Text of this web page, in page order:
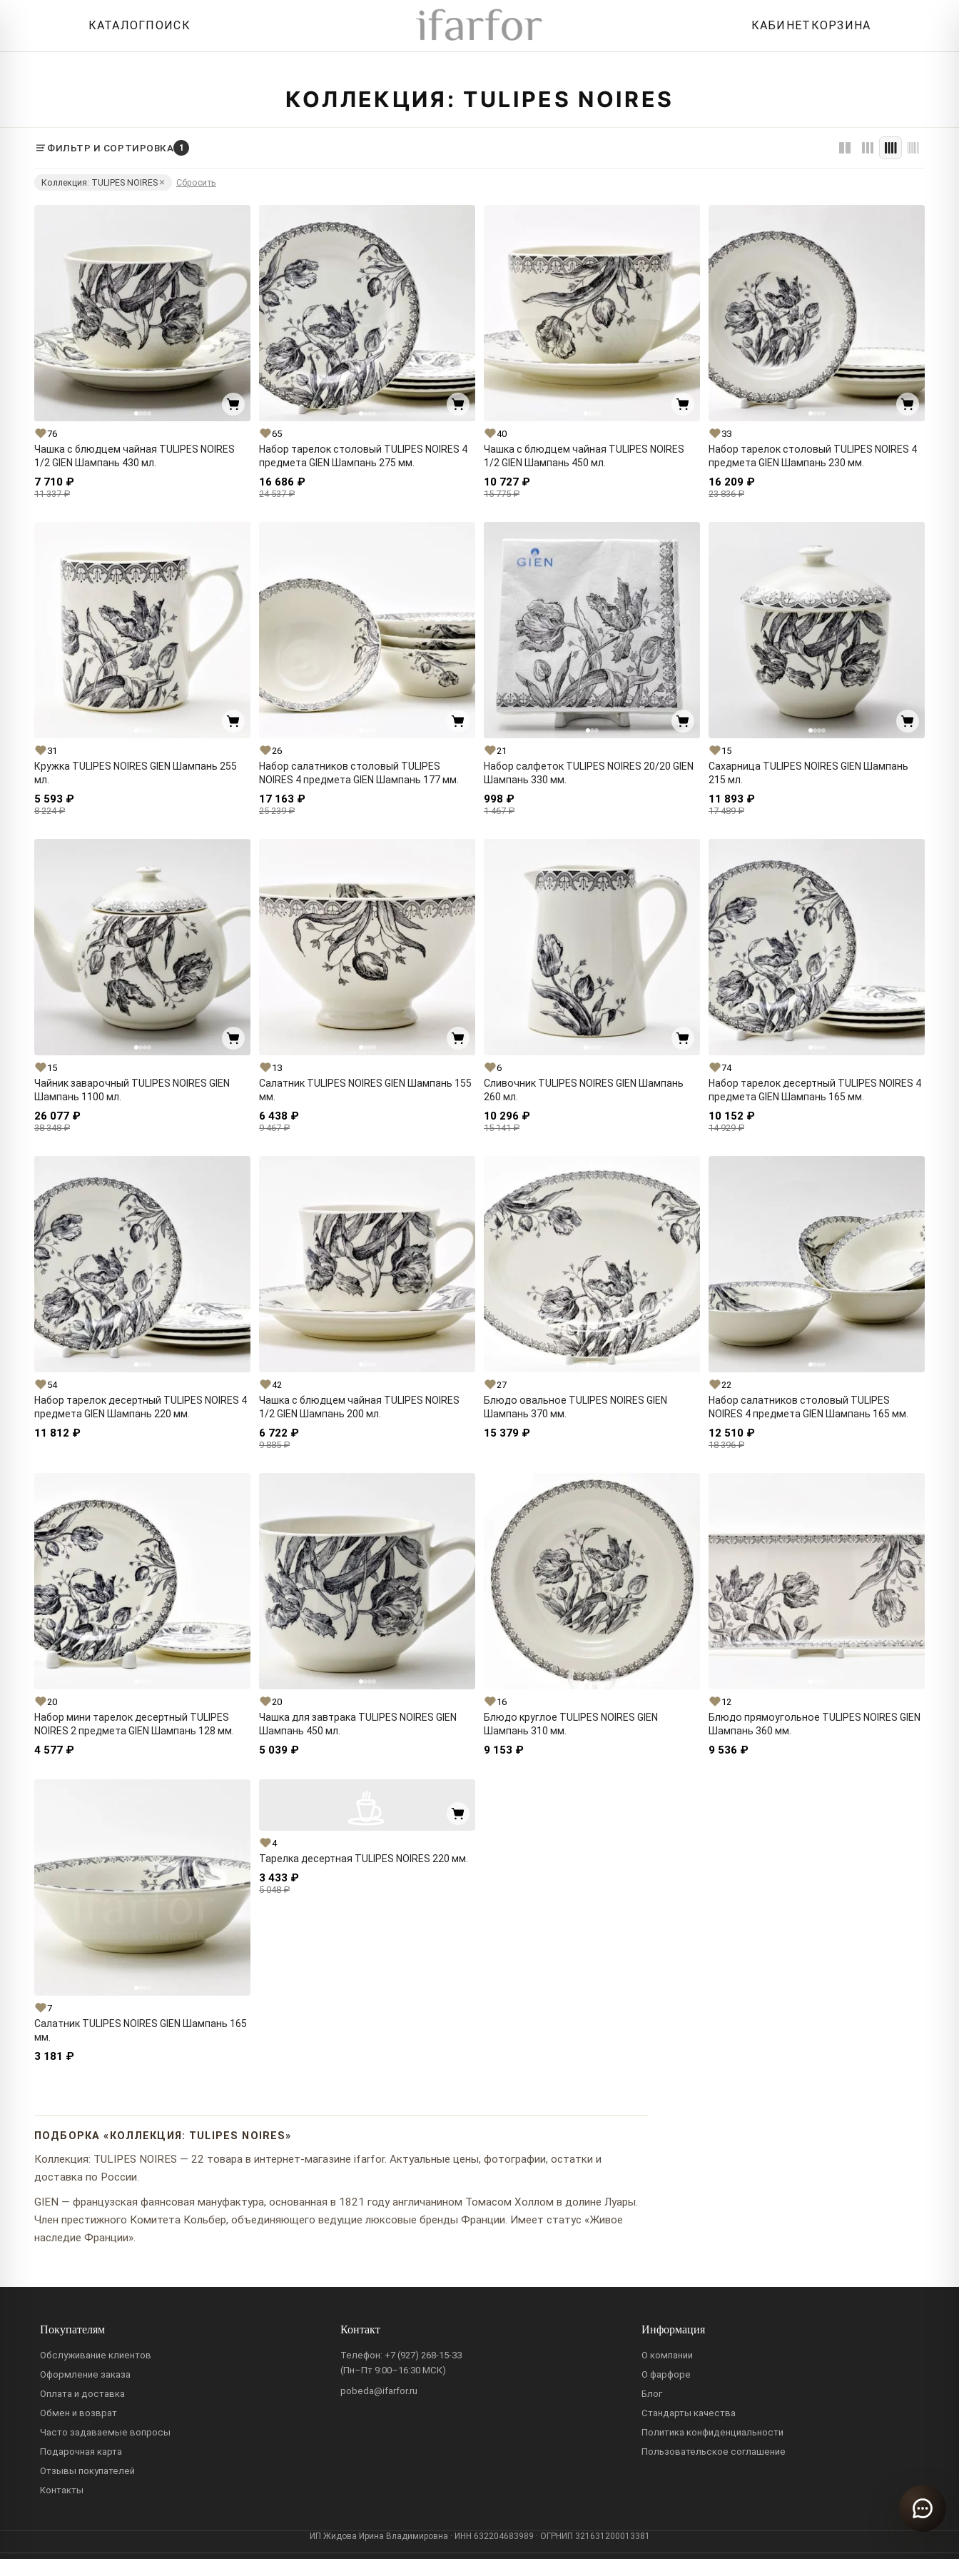
КАТАЛОГПОИСК КАБИНЕТ КОРЗИНА
КОЛЛЕКЦИЯ: TULIPES NOIRES
ФИЛЬТР И СОРТИРОВКА 1
Коллекция: TULIPES NOIRES Сбросить
76
Чашка с блюдцем чайная TULIPES NOIRES
1/2 GIEN Шампань 430 мл.
7 710 ₽
11 337 ₽
65
Набор тарелок столовый TULIPES NOIRES 4
предмета GIEN Шампань 275 мм.
16 686 ₽
24 537 ₽
40
Чашка с блюдцем чайная TULIPES NOIRES
1/2 GIEN Шампань 450 мл.
10 727 ₽
15 775 ₽
33
Набор тарелок столовый TULIPES NOIRES 4
предмета GIEN Шампань 230 мм.
16 209 ₽
23 836 ₽
31
Кружка TULIPES NOIRES GIEN Шампань 255
мл.
5 593 ₽
8 224 ₽
26
Набор салатников столовый TULIPES
NOIRES 4 предмета GIEN Шампань 177 мм.
17 163 ₽
25 239 ₽
21
Набор салфеток TULIPES NOIRES 20/20 GIEN
Шампань 330 мм.
998 ₽
1 467 ₽
15
Сахарница TULIPES NOIRES GIEN Шампань
215 мл.
11 893 ₽
17 489 ₽
15
Чайник заварочный TULIPES NOIRES GIEN
Шампань 1100 мл.
26 077 ₽
38 348 ₽
13
Салатник TULIPES NOIRES GIEN Шампань 155
мм.
6 438 ₽
9 467 ₽
6
Сливочник TULIPES NOIRES GIEN Шампань
260 мл.
10 296 ₽
15 141 ₽
74
Набор тарелок десертный TULIPES NOIRES 4
предмета GIEN Шампань 165 мм.
10 152 ₽
14 929 ₽
54
Набор тарелок десертный TULIPES NOIRES 4
предмета GIEN Шампань 220 мм.
11 812 ₽
42
Чашка с блюдцем чайная TULIPES NOIRES
1/2 GIEN Шампань 200 мл.
6 722 ₽
9 885 ₽
27
Блюдо овальное TULIPES NOIRES GIEN
Шампань 370 мм.
15 379 ₽
22
Набор салатников столовый TULIPES
NOIRES 4 предмета GIEN Шампань 165 мм.
12 510 ₽
18 396 ₽
20
Набор мини тарелок десертный TULIPES
NOIRES 2 предмета GIEN Шампань 128 мм.
4 577 ₽
20
Чашка для завтрака TULIPES NOIRES GIEN
Шампань 450 мл.
5 039 ₽
16
Блюдо круглое TULIPES NOIRES GIEN
Шампань 310 мм.
9 153 ₽
12
Блюдо прямоугольное TULIPES NOIRES GIEN
Шампань 360 мм.
9 536 ₽
7
Салатник TULIPES NOIRES GIEN Шампань 165
мм.
3 181 ₽
4
Тарелка десертная TULIPES NOIRES 220 мм.
3 433 ₽
5 048 ₽
ПОДБОРКА «КОЛЛЕКЦИЯ: TULIPES NOIRES»
Коллекция: TULIPES NOIRES — 22 товара в интернет-магазине ifarfor. Актуальные цены, фотографии, остатки и
доставка по России.
GIEN — французская фаянсовая мануфактура, основанная в 1821 году англичанином Томасом Холлом в долине Луары.
Член престижного Комитета Кольбер, объединяющего ведущие люксовые бренды Франции. Имеет статус «Живое
наследие Франции».
Покупателям
Обслуживание клиентов
Оформление заказа
Оплата и доставка
Обмен и возврат
Часто задаваемые вопросы
Подарочная карта
Отзывы покупателей
Контакты
Контакт
Телефон: +7 (927) 268-15-33
(Пн–Пт 9:00–16:30 МСК)
pobeda@ifarfor.ru
Информация
О компании
О фарфоре
Блог
Стандарты качества
Политика конфиденциальности
Пользовательское соглашение
ИП Жидова Ирина Владимировна · ИНН 632204683989 · ОГРНИП 321631200013381